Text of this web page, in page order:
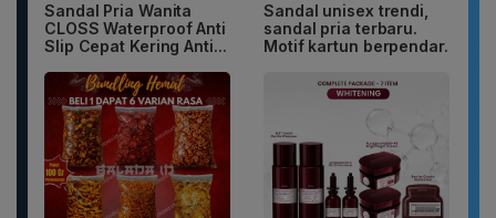
Sandal Pria Wanita
CLOSS Waterproof Anti
Slip Cepat Kering Anti...
Sandal unisex trendi,
sandal pria terbaru.
Motif kartun berpendar.